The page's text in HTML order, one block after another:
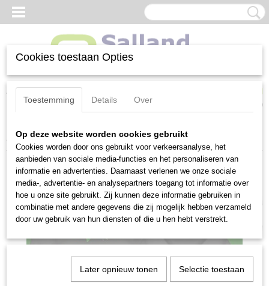
Inloggen Registreren
(0)
Home >Tractor pulling>Hoodie>Hoody kids Prostock Superstock
NIEUW
Cookies toestaan Opties
Toestemming Details Over
Op deze website worden cookies gebruikt
Cookies worden door ons gebruikt voor verkeersanalyse, het
aanbieden van sociale media-functies en het personaliseren van
informatie en advertenties. Daarnaast verlenen we onze sociale
media-, advertentie- en analysepartners toegang tot informatie over
hoe u onze site gebruikt. Zij kunnen deze informatie gebruiken in
combinatie met andere gegevens die zij mogelijk hebben verzameld
door uw gebruik van hun diensten of die u hen hebt verstrekt.
Later opnieuw tonen Selectie toestaan